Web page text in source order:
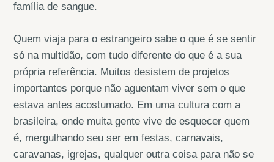
família de sangue.
Quem viaja para o estrangeiro sabe o que é se sentir
só na multidão, com tudo diferente do que é a sua
própria referência. Muitos desistem de projetos
importantes porque não aguentam viver sem o que
estava antes acostumado. Em uma cultura com a
brasileira, onde muita gente vive de esquecer quem
é, mergulhando seu ser em festas, carnavais,
caravanas, igrejas, qualquer outra coisa para não se